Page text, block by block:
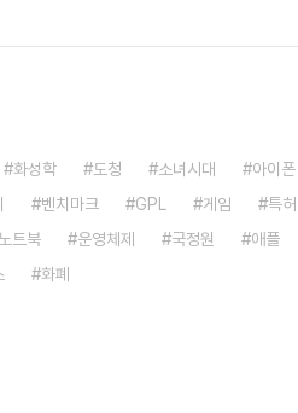
화성학 도청 소녀시대 아이폰
벤치마크 GPL 게임 특허
노트북 운영체제 국정원 애플
화폐